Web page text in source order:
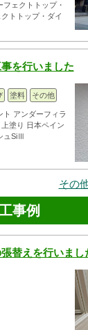
ェクトトップ・
トトップ・ダイ
を行いました
塗料 その他
ト アンダーフィラ
塗り 日本ペイン
ュSiⅢ
その
事例
替えを行いまし